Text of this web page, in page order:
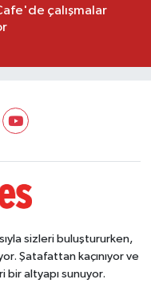
çalışmalar
sizleri buluştururken,
Şatafattan kaçınıyor ve
bir altyapı sunuyor.